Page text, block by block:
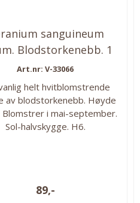
sanguineum
Blodstorkenebb. 1
rot
Art.nr: V-33066
helt hvitblomstrende
av blodstorkenebb. Høyde
Blomstrer i mai-september.
Sol-halvskygge. H6.
89,-